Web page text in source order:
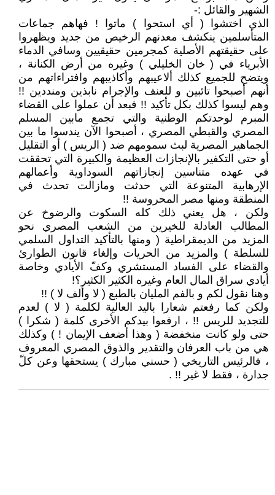
الشهير والقائل :-
الذي اختشوا ( أي استحوا ) ماتوا ! فهاهم جماعات
المتأسلمين ينكشف معدنهم الرخيص من جديد ويظهروا
على حقيقتهم الأصلية كمجرمين حقيقيين وسافي الدماء
الأبرياء في ( خان الخليلي ) وغيره من أرض الكنانة ،
ويتضح للجميع كذلك ألاعيبهم وأكاذيبهم وافتراءاتهم من
أنهم أصبحوا تائبين و للعنف والإجرام نابذين ومنددين !!
وهم ليسوا كذلك بكل تأكيد !! فبعد أن عملوا على القضاء
المبرم لوحدتكم الوطنية والتي تجمع مابين المسلم
المصري والقبطي المصري ، أصبحوا الآن يندسوا ما بين
الجماهير المصرية لبث سمومهم ضد ( الريس ) أو التقليل
أو حتى التكفير بالإنجازات العظيمة والكبيرة التي تحققت
في عهده متناسين إنجازاتهم السوداوية وأعمالهم
الإرهابية المتنوعة التي حدثت ومازالت تحدث في
المنطقة ومنها مصر المحروسة !!
ولكن ، هل يعني ذلك كله السكوت والرضوخ عن
المطالب العادلة للخيرين من الشعب المصري نحو
المزيد من الديمقراطية ( ومنها بالتأكيد التداول السلمي
للسلطة ) والمزيد من الحريات وإلغاء قانون الطوارئ
والقضاء على الفساد المستشري وكفّ الأيادي وخاصة
أيادي سراق المال العام وغيره الكثير الكثير؟!
وهنا نقول لكم و بالفم المليان بالطبع ( لا وألف لا ) !!
ولكن كما رفعتم شعارا باليد العالية لكلمة ( لا ) لعدم
للتجديد للريس !! ، ارفعوا بيدكم الأخرى كلمة ( شكرا )
حتى ولو كانت منخفضة ( وهذا أضعف الإيمان ! ) وكذلك
هي من باب العرفان والتقدير والذوق المصري المعروف
، فالرئيس التاريخي ( حسني مبارك ) يستحقها وعن كلّ
جدارة ، فقط لا غير !! .